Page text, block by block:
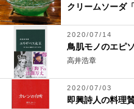
クリームソーダ
2020/07/14
鳥肌モノのエピ
高井浩章
2020/07/03
即興詩人の料理